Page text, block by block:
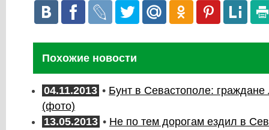
Похожие новости
04.11.2013 • Бунт в Севастополе:
(фото)
13.05.2013 • Не по тем дорогам ездил в